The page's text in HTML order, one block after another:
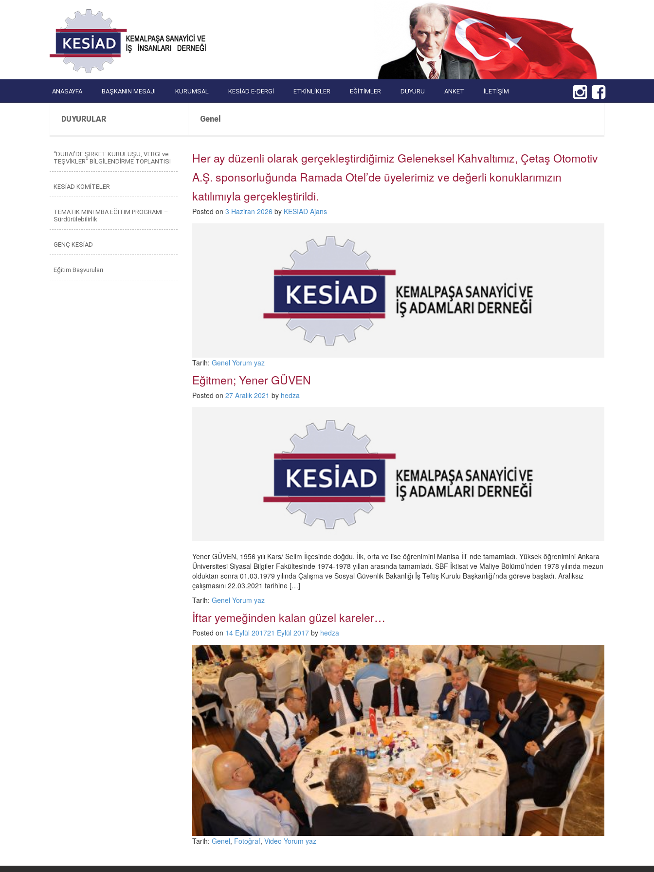
ANASAYFA BAŞKANIN MESAJI KURUMSAL KESIAD E-DERGI ETKINLIKLER EĞITIMLER DUYURU ANKET İLETIŞIM
DUYURULAR Genel
“DUBAİ’DE ŞİRKET KURULUŞU, VERGİ ve
TEŞVİKLER” BİLGİLENDİRME TOPLANTISI
KESİAD KOMİTELER
TEMATİK MİNİ MBA EĞİTİM PROGRAMI –
Sürdürülebilirlik
GENÇ KESİAD
Eğitim Başvuruları
Her ay düzenli olarak gerçekleştirdiğimiz Geleneksel Kahvaltımız, Çetaş Otomotiv
A.Ş. sponsorluğunda Ramada Otel’de üyelerimiz ve değerli konuklarımızın
katılımıyla gerçekleştirildi.
Posted on 3 Haziran 2026 by KESIAD Ajans
Tarih: Genel Yorum yaz
Eğitmen; Yener GÜVEN
Posted on 27 Aralık 2021 by hedza
Yener GÜVEN, 1956 yılı Kars/ Selim İlçesinde doğdu. İlk, orta ve lise öğrenimini Manisa İli’ nde tamamladı. Yüksek öğrenimini Ankara
Üniversitesi Siyasal Bilgiler Fakültesinde 1974-1978 yılları arasında tamamladı. SBF İktisat ve Maliye Bölümü’nden 1978 yılında mezun
olduktan sonra 01.03.1979 yılında Çalışma ve Sosyal Güvenlik Bakanlığı İş Teftiş Kurulu Başkanlığı’nda göreve başladı. Aralıksız
çalışmasını 22.03.2021 tarihine […]
Tarih: Genel Yorum yaz
İftar yemeğinden kalan güzel kareler…
Posted on 14 Eylül 201721 Eylül 2017by hedza
Tarih: Genel, Fotoğraf, Video Yorum yaz